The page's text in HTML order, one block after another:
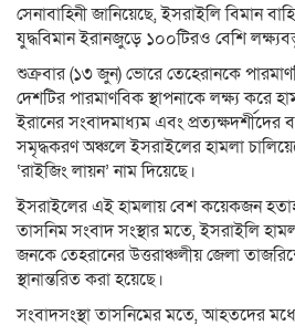
সেনাবাহিনী জানিয়েছে, ইসরাইলি বিমান
যুদ্ধবিমান ইরানজুড়ে ১০০টিরও বেশি
শুক্রবার (১৩ জুন) ভোরে তেহেরানকে
দেশটির পারমাণবিক স্থাপনাকে লক্ষ্য করে
ইরানের সংবাদমাধ্যম এবং প্রত্যক্ষদর্শীদের
সমৃদ্ধকরণ অঞ্চলে ইসরাইলের হামলা
‘রাইজিং লায়ন’ নাম দিয়েছে।
ইসরাইলের এই হামলায় বেশ কয়েকজন
তাসনিম সংবাদ সংস্থার মতে, ইসরাইলি
জনকে তেহরানের উত্তরাঞ্চলীয় জেলা
স্থানান্তরিত করা হয়েছে।
সংবাদসংস্থা তাসনিমের মতে, আহতদের